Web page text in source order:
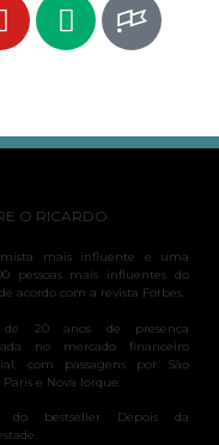
O RICARDO
mais influente e uma
pessoas mais influentes do
acordo com a revista Forbes.
de 20 anos de presença
no mercado financeiro
com passagens por São
Paris e Nova Iorque.
do bestseller Depois da